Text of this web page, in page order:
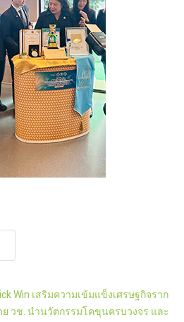
Win เสริมความเข้มแข็งเศรษฐกิจราก
วช. นำนวัตกรรมโคขุนครบวงจร และ